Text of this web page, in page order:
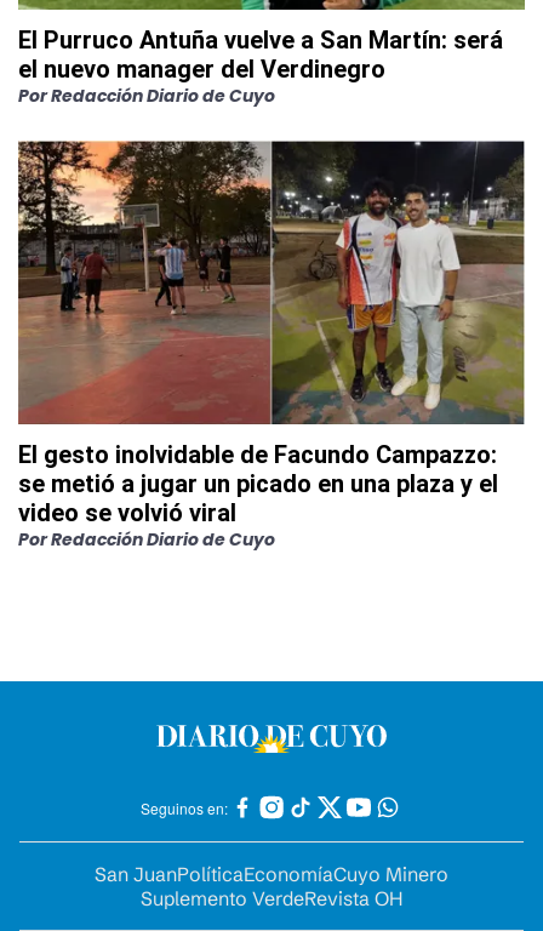
El Purruco Antuña vuelve a San Martín: será
el nuevo manager del Verdinegro
PorRedacción Diario de Cuyo
El gesto inolvidable de Facundo Campazzo:
se metió a jugar un picado en una plaza y el
video se volvió viral
PorRedacción Diario de Cuyo
Seguinos en:
San JuanPolíticaEconomíaCuyo Minero
Suplemento VerdeRevista OH